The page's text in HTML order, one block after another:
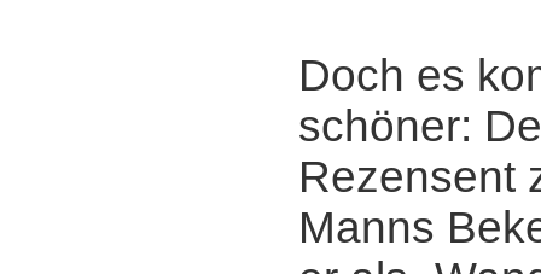
Doch es
schöner:
Rezensent
Manns